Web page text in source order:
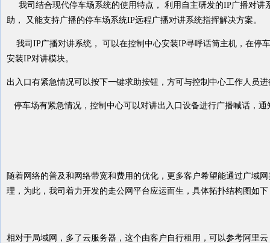
我司结合现代停车场系统的使用特点， 利用自主研发的IP广播对讲
助， 又能支持广播的停车场系统IP远程广播对讲系统指挥解决方案。
我司IP广播对讲系统， 可以在控制中心安装IP寻呼话筒主机，在停
安装IP对讲模块。
出入口有紧急情况可以按下一键求助按钮，方可与控制中心工作人员
停车场有紧急情况，控制中心可以对讲出入口设备进行广播喊话，
随着网络的普及和网络带宽和费用的优化，更多客户希望能通过广域
理，为此，我司着力开发的走公网平台应运而生，具体拓扑结构图如下
相对于局域网，多了云服务器，这个由客户自行租用，可以参考阿里